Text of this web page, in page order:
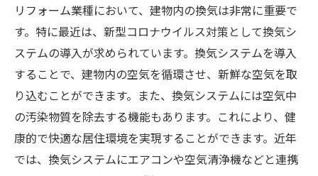
リフォーム業種において、建物内の換気は非常に重要で
す。特に最近は、新型コロナウイルス対策として換気シ
ステムの導入が求められています。換気システムを導入
することで、建物内の空気を循環させ、新鮮な空気を取
り込むことができます。また、換気システムには空気中
の汚染物質を除去する機能もあります。これにより、健
康的で快適な居住環境を実現することができます。近年
では、換気システムにエアコンや空気清浄機などと連携